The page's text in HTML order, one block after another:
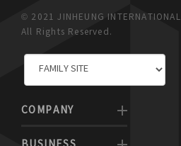
© 2021 JINHEUNG INTERNATIONAL
All Rights Reserved.
COMPANY